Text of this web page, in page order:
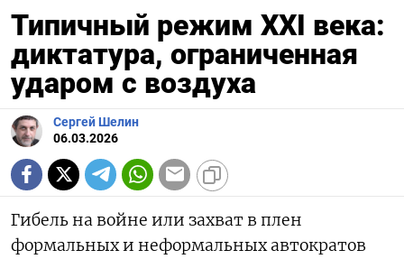
Типичный режим XXI века:
диктатура, ограниченная
ударом с воздуха
Сергей Шелин
06.03.2026
Гибель на войне или захват в плен
формальных и неформальных автократов